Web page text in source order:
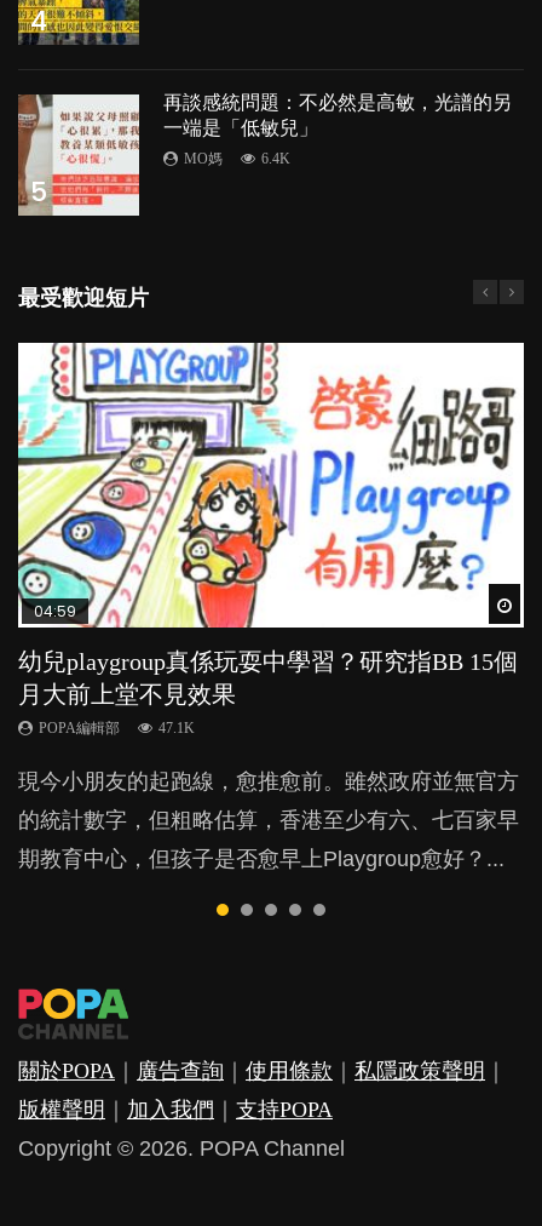
4
5
再談感統問題：不必然是高敏，光譜的另
一端是「低敏兒」
MO媽 6.4K
最受歡迎短片
04:59
幼兒playgroup真係玩耍中學習？研究指BB 15個
月大前上堂不見效果
POPA編輯部 47.1K
現今小朋友的起跑線，愈推愈前。雖然政府並無官方
的統計數字，但粗略估算，香港至少有六、七百家早
期教育中心，但孩子是否愈早上Playgroup愈好？...
03:39
幼稚園遊戲課 如何刺激幼兒自發學習取代獎勵
與懲罰？
POPA編輯部 33.1K
由美國學者所創的 tools of the mind 課程，學生以遊
戲方式學習，學術能力和自制能力亦明顯比其他小朋
友優勝，到底這課程有何特別之處？...
03:02
老公患產後憂鬱症對BB的影響
POPA編輯部 15.9K
鬱，影響日常生活，嚴重的甚至會有自殺，或傷害小
朋友的念頭。但為何爸爸患上產後抑鬱往往難以察
覺？...
04:06
全職好？在職好？｜全職媽媽與在職媽媽的壓
力與價值
POPA編輯部 25.8K
許多媽媽心底可能都有一刻掙扎過：究竟全職好，還
是在職好。雖說每個家庭都有自己的獨特狀況和考慮
因素，但原來全職和在職媽媽所養育的子女其實都各
03:41
BB口腔期乜都放入口，父母該制止還是放手？
POPA編輯部 25.5K
成吮手指的習慣，大個就很難戒，但原來一刀切阻止
他們放東西入口，隨時會影響孩子的身心發展？...
關於POPA 廣告查詢 使用條款 私隱政策聲明
版權聲明
加入我們
支持POPA
Copyright © 2026. POPA Channel